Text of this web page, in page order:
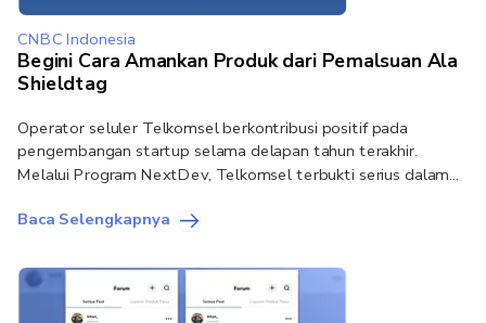
CNBC Indonesia
Begini Cara Amankan Produk dari Pemalsuan Ala
Shieldtag
Operator seluler Telkomsel berkontribusi positif pada
pengembangan startup selama delapan tahun terakhir.
Melalui Program NextDev, Telkomsel terbukti serius dalam...
Baca Selengkapnya